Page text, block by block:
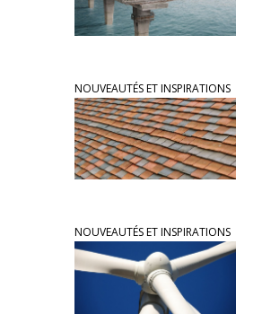
NOUVEAUTÉS ET INSPIRATIONS
NOUVEAUTÉS ET INSPIRATIONS